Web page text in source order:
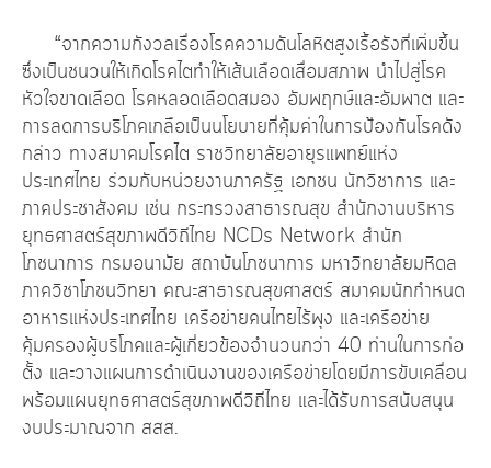
“จากความกังวลเรื่องโรคความดันโลหิตสูงเรื้อรังที่เพิ่มขึ้น
ซึ่งเป็นชนวนให้เกิดโรคไตทำให้เส้นเลือดเสื่อมสภาพ นำไปสู่โรค
หัวใจขาดเลือด โรคหลอดเลือดสมอง อัมพฤกษ์และอัมพาต และ
การลดการบริโภคเกลือเป็นนโยบายที่คุ้มค่าในการป้องกันโรคดัง
กล่าว ทางสมาคมโรคไต ราชวิทยาลัยอายุรแพทย์แห่ง
ประเทศไทย ร่วมกับหน่วยงานภาครัฐ เอกชน นักวิชาการ และ
ภาคประชาสังคม เช่น กระทรวงสาธารณสุข สำนักงานบริหาร
ยุทธศาสตร์สุขภาพดีวิถีไทย NCDs Network สำนัก
โภชนาการ กรมอนามัย สถาบันโภชนาการ มหาวิทยาลัยมหิดล
ภาควิชาโภชนวิทยา คณะสาธารณสุขศาสตร์ สมาคมนักกำหนด
อาหารแห่งประเทศไทย เครือข่ายคนไทยไร้พุง และเครือข่าย
คุ้มครองผู้บริโภคและผู้เกี่ยวข้องจำนวนกว่า 40 ท่านในการก่อ
ตั้ง และวางแผนการดำเนินงานของเครือข่ายโดยมีการขับเคลื่อน
พร้อมแผนยุทธศาสตร์สุขภาพดีวิถีไทย และได้รับการสนับสนุน
งบประมาณจาก สสส.